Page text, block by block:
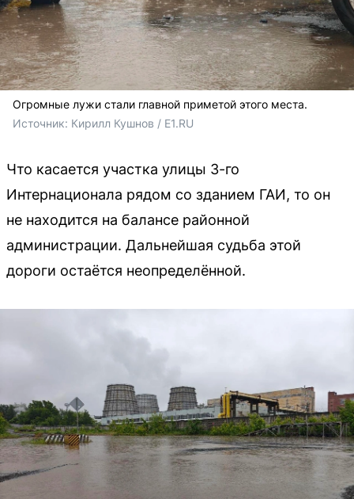
Огромные лужи стали главной приметой этого места.
Источник: Кирилл Кушнов / E1.RU
Что касается участка улицы 3-го
Интернационала рядом со зданием ГАИ, то он
не находится на балансе районной
администрации. Дальнейшая судьба этой
дороги остаётся неопределённой.